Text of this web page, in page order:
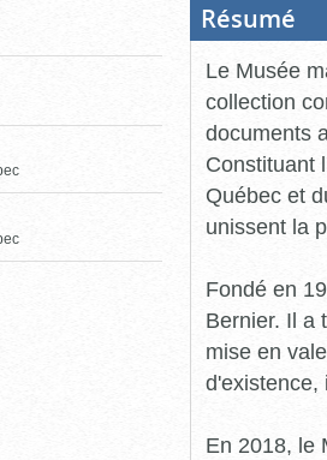
Résumé
Le Musée
collection
documents
Constituant
Québec et
unissent la
Fondé en
Bernier. Il a
mise en
d'existence,
En 2018, le